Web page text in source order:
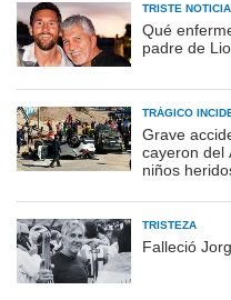
TRISTE NOTICIA
Qué
padre de
TRÁGICO
Grave
cayeron del
niños
TRISTEZA
Falleció